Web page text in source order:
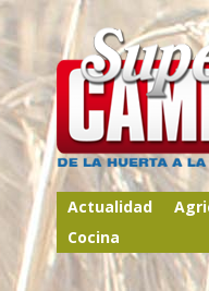
Actualidad
Cocina